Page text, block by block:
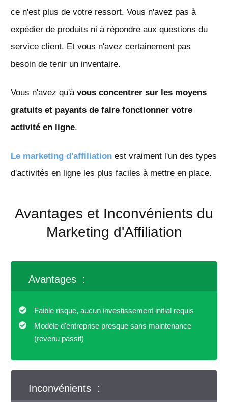
ce n'est plus de votre ressort. Vous n'avez pas à
expédier de produits ni à répondre aux questions du
service client. Et vous n'avez certainement pas
besoin de tenir un inventaire.
Vous n'avez qu'à vous concentrer sur les moyens
gratuits et payants de faire fonctionner votre
activité en ligne.
Le marketing d'affiliation est vraiment l'un des types
d'activités en ligne les plus faciles à mettre en place.
Avantages et Inconvénients du
Marketing d'Affiliation
Avantages :
Faible risque, aucun investissement initial requis
Modèle d'entreprise presque sans maintenance
(revenu passif)
Inconvénients :